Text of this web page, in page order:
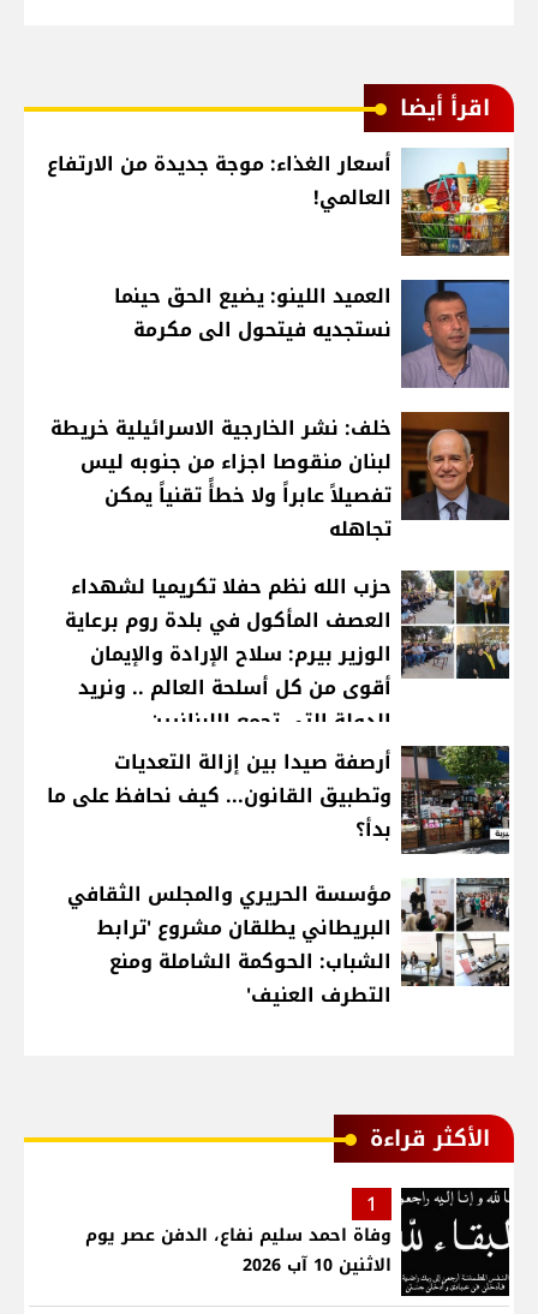
اقرأ أيضا
أسعار الغذاء: موجة جديدة من الارتفاع
العالمي!
العميد اللينو: يضيع الحق حينما
نستجديه فيتحول الى مكرمة
خلف: نشر الخارجية الاسرائيلية خريطة
لبنان منقوصا اجزاء من جنوبه ليس
تفصيلاً عابراً ولا خطأً تقنياً يمكن
تجاهله
حزب الله نظم حفلا تكريميا لشهداء
العصف المأكول في بلدة روم برعاية
الوزير بيرم: سلاح الإرادة والإيمان
أقوى من كل أسلحة العالم .. ونريد
الدولة التي تجمع اللبنانيين
أرصفة صيدا بين إزالة التعديات
وتطبيق القانون... كيف نحافظ على ما
بدأ؟
مؤسسة الحريري والمجلس الثقافي
البريطاني يطلقان مشروع 'ترابط
الشباب: الحوكمة الشاملة ومنع
التطرف العنيف'
الأكثر قراءة
1
وفاة احمد سليم نفاع، الدفن عصر يوم
الاثنين 10 آب 2026